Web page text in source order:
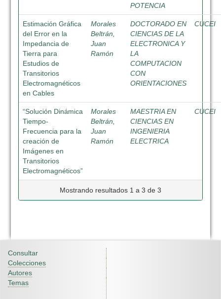
POTENCIA
Estimación Gráfica
del Error en la
Impedancia de
Tierra para
Estudios de
Transitorios
Electromagnéticos
en Cables
Morales
Beltrán,
Juan
Ramón
DOCTORADO EN
CIENCIAS DE LA
ELECTRONICA Y
LA
COMPUTACION
CON
ORIENTACIONES
CUCEI
“Solución Dinámica
Tiempo-
Frecuencia para la
creación de
Imágenes en
Transitorios
Electromagnéticos”
Morales
Beltrán,
Juan
Ramón
MAESTRIA EN
CIENCIAS EN
INGENIERIA
ELECTRICA
CUCEI
Mostrando resultados 1 a 3 de 3
Consultar
Colecciones
Autores
Temas